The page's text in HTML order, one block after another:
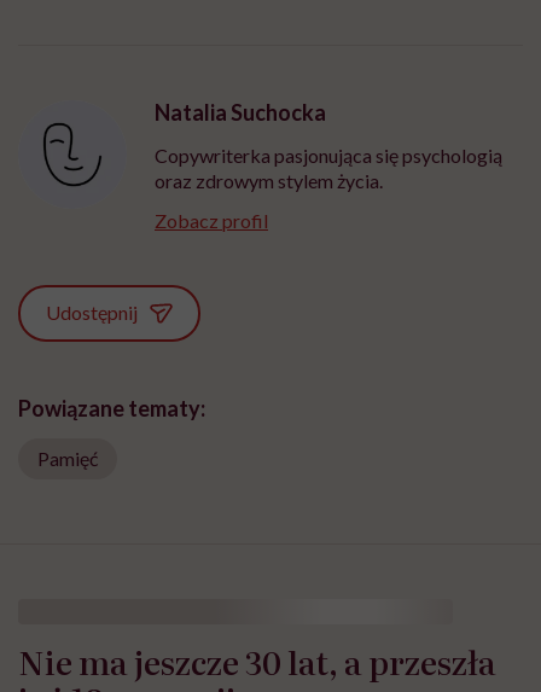
Natalia Suchocka
Copywriterka pasjonująca się psychologią
oraz zdrowym stylem życia.
Zobacz profil
Udostępnij
Powiązane tematy:
Pamięć
Nie ma jeszcze 30 lat, a przeszła